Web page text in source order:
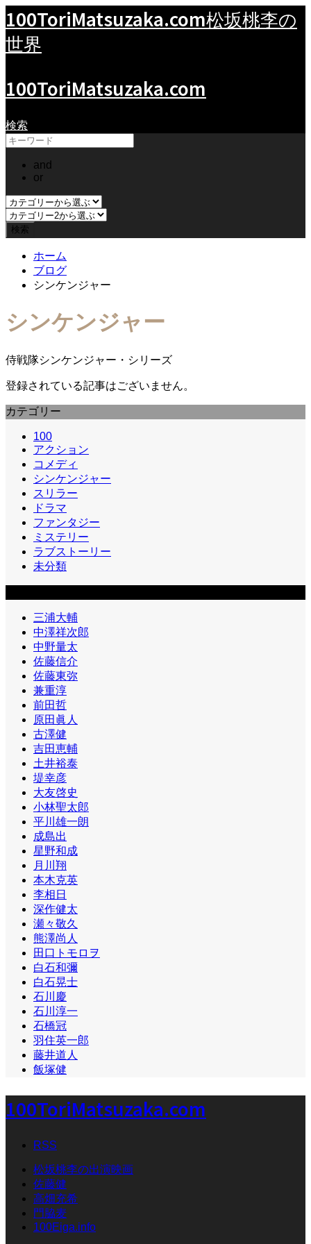
100ToriMatsuzaka.com松坂桃李の
世界
100ToriMatsuzaka.com
検索
and
or
ホーム
ブログ
シンケンジャー
シンケンジャー
侍戦隊シンケンジャー・シリーズ
登録されている記事はございません。
カテゴリー
100
アクション
コメディ
シンケンジャー
スリラー
ドラマ
ファンタジー
ミステリー
ラブストーリー
未分類
三浦大輔
中澤祥次郎
中野量太
佐藤信介
佐藤東弥
兼重淳
前田哲
原田眞人
古澤健
吉田恵輔
土井裕泰
堤幸彦
大友啓史
小林聖太郎
平川雄一朗
成島出
星野和成
月川翔
本木克英
李相日
深作健太
瀬々敬久
熊澤尚人
田口トモロヲ
白石和彌
白石晃士
石川慶
石川淳一
石橋冠
羽住英一郎
藤井道人
飯塚健
100ToriMatsuzaka.com
RSS
松坂桃李の出演映画
佐藤健
高畑充希
門脇麦
100Eiga.info